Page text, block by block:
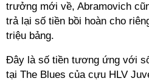
trưởng mới về, Abramovich
trả lại số tiền bồi hoàn cho
triệu bảng.
Đây là số tiền tương ứng với
tại The Blues của cựu HLV